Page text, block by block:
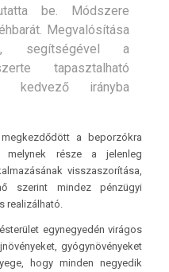
be. Módszere
Megvalósítása
segítségével a
tapasztalható
kedvező irányba
a beporzókra
melynek része a jelenleg
visszaszorítása,
szerint mindez pénzügyi
realizálható.
egynegyedén virágos
gyógynövényeket
hogy minden negyedik